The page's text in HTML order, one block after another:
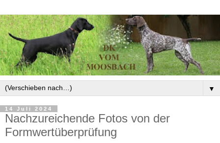
▼
14 Juli 2024
Nachzureichende Fotos von der
Formwertüberprüfung